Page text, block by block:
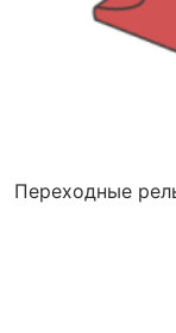
Переходные